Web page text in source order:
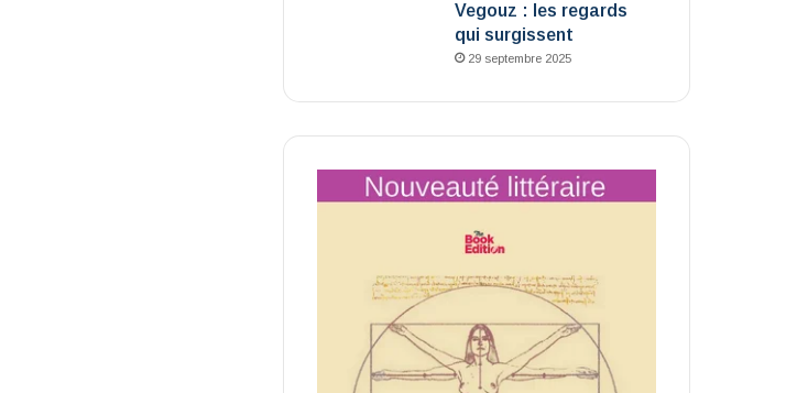
Vegouz : les regards
qui surgissent
29 septembre 2025